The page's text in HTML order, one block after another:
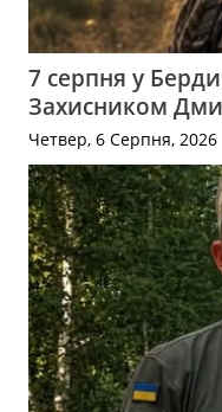
7 серпня у
Захисником
Четвер, 6 Серпня, 2026